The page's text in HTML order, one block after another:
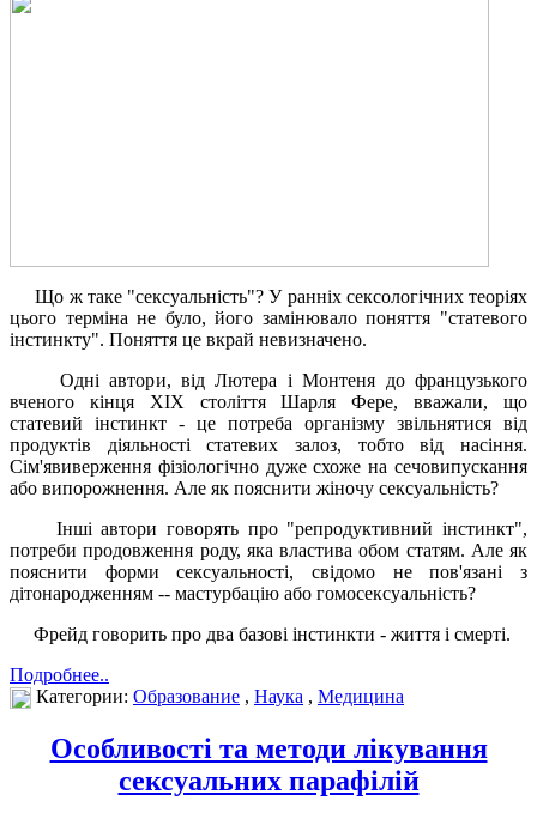
Що ж таке "сексуальність"? У ранніх сексологічних теоріях
цього терміна не було, його замінювало поняття "статевого
інстинкту". Поняття це вкрай невизначено.
Одні автори, від Лютера і Монтеня до французького
вченого кінця XIX століття Шарля Фере, вважали, що
статевий інстинкт - це потреба організму звільнятися від
продуктів діяльності статевих залоз, тобто від насіння.
Сім'явиверження фізіологічно дуже схоже на сечовипускання
або випорожнення. Але як пояснити жіночу сексуальність?
Інші автори говорять про "репродуктивний інстинкт",
потреби продовження роду, яка властива обом статям. Але як
пояснити форми сексуальності, свідомо не пов'язані з
дітонародженням -- мастурбацію або гомосексуальність?
Фрейд говорить про два базові інстинкти - життя і смерті.
Подробнее..
Категории: Образование , Наука , Медицина
Особливості та методи лікування
сексуальних парафілій